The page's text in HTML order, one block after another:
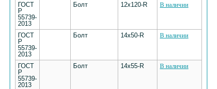
ГОСТ
Р
55739-
2013
Болт 12х120-R В наличии
ГОСТ
Р
55739-
2013
Болт 14х50-R В наличии
ГОСТ
Р
55739-
2013
Болт 14х55-R В наличии